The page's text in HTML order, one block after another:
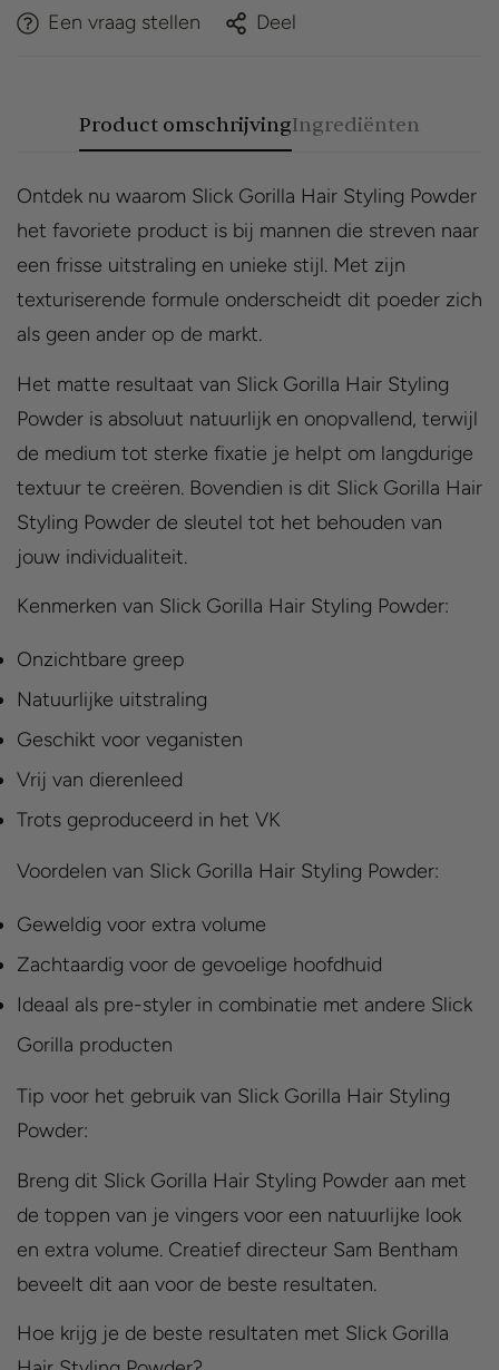
Een vraag stellen Deel
Product omschrijvingIngrediënten
Ontdek nu waarom Slick Gorilla Hair Styling Powder
het favoriete product is bij mannen die streven naar
een frisse uitstraling en unieke stijl. Met zijn
texturiserende formule onderscheidt dit poeder zich
als geen ander op de markt.
Het matte resultaat van Slick Gorilla Hair Styling
Powder is absoluut natuurlijk en onopvallend, terwijl
de medium tot sterke fixatie je helpt om langdurige
textuur te creëren. Bovendien is dit Slick Gorilla Hair
Styling Powder de sleutel tot het behouden van
jouw individualiteit.
Kenmerken van Slick Gorilla Hair Styling Powder:
Onzichtbare greep
Natuurlijke uitstraling
Geschikt voor veganisten
Vrij van dierenleed
Trots geproduceerd in het VK
Voordelen van Slick Gorilla Hair Styling Powder:
Geweldig voor extra volume
Zachtaardig voor de gevoelige hoofdhuid
Ideaal als pre-styler in combinatie met andere Slick
Gorilla producten
Tip voor het gebruik van Slick Gorilla Hair Styling
Powder:
Breng dit Slick Gorilla Hair Styling Powder aan met
de toppen van je vingers voor een natuurlijke look
en extra volume. Creatief directeur Sam Bentham
beveelt dit aan voor de beste resultaten.
Hoe krijg je de beste resultaten met Slick Gorilla